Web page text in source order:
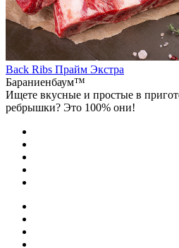
Back Ribs Прайм Экстра
Бараниенбаум™
Ищете вкусные и простые в
ребрышки? Это 100% они!